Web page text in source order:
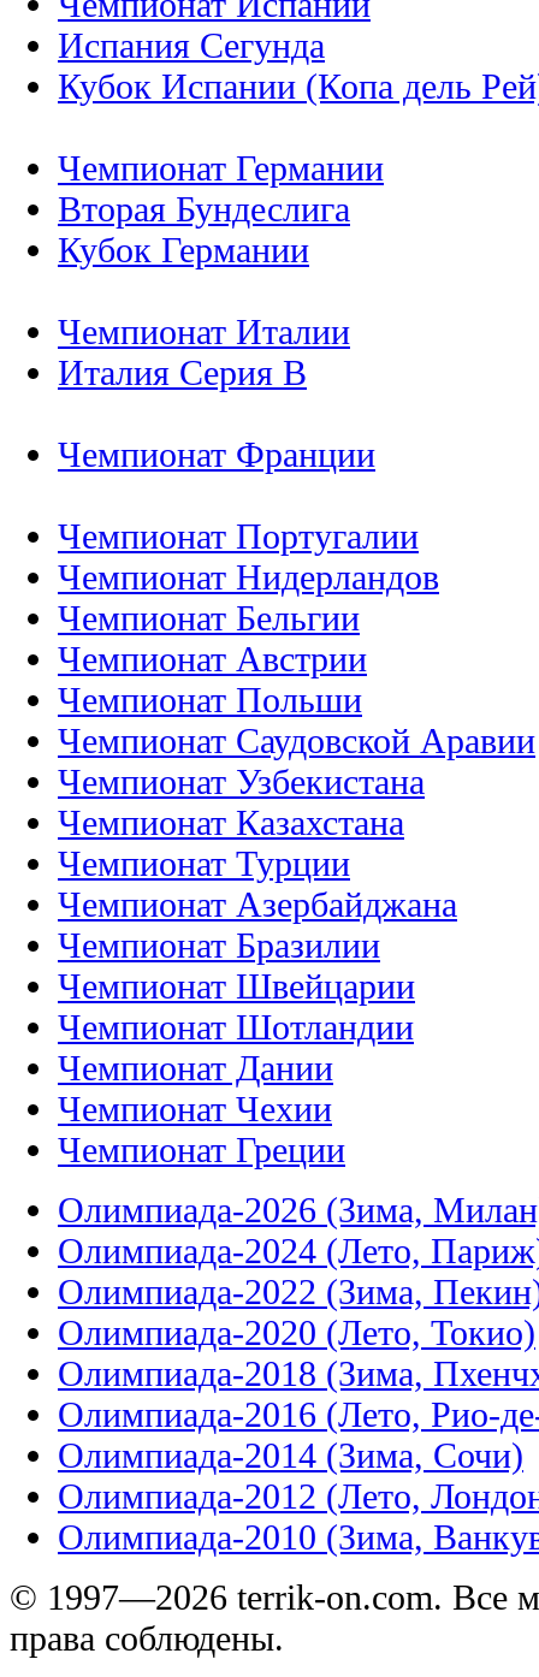
Испания Сегунда
Кубок Испании (Копа дель
Чемпионат Германии
Вторая Бундеслига
Кубок Германии
Чемпионат Италии
Италия Серия B
Чемпионат Франции
Чемпионат Португалии
Чемпионат Нидерландов
Чемпионат Бельгии
Чемпионат Австрии
Чемпионат Польши
Чемпионат Саудовской Аравии
Чемпионат Узбекистана
Чемпионат Казахстана
Чемпионат Турции
Чемпионат Азербайджана
Чемпионат Бразилии
Чемпионат Швейцарии
Чемпионат Шотландии
Чемпионат Дании
Чемпионат Чехии
Чемпионат Греции
Олимпиада-2026 (Зима,
Олимпиада-2024 (Лето,
Олимпиада-2022 (Зима,
Олимпиада-2020 (Лето, Токио)
Олимпиада-2018 (Зима,
Олимпиада-2016 (Лето, Рио-
Олимпиада-2014 (Зима, Сочи)
Олимпиада-2012 (Лето,
Олимпиада-2010 (Зима,
© 1997—2026 terrik-on.com. Все
права соблюдены.